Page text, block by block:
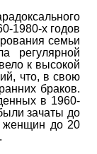
1980-х годов
семьи
регулярной
к высокой
что, в свою
браков.
в 1960-
зачаты до
женщин до 20